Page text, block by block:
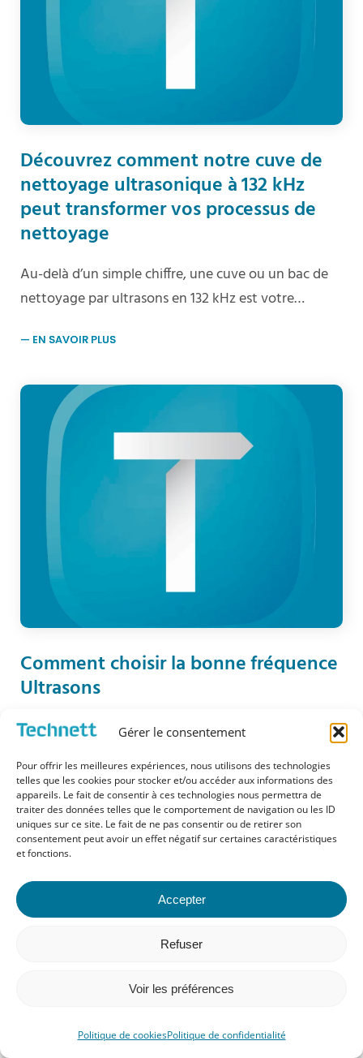
Gérer le consentement
Pour offrir les meilleures expériences, nous utilisons des technologies
telles que les cookies pour stocker et/ou accéder aux informations des
appareils. Le fait de consentir à ces technologies nous permettra de
traiter des données telles que le comportement de navigation ou les ID
uniques sur ce site. Le fait de ne pas consentir ou de retirer son
consentement peut avoir un effet négatif sur certaines caractéristiques
et fonctions.
Accepter
Refuser
Voir les préférences
Politique de cookiesPolitique de confidentialité
Découvrez comment notre cuve de
nettoyage ultrasonique à 132 kHz
peut transformer vos processus de
nettoyage
Au-delà d’un simple chiffre, une cuve ou un bac de
nettoyage par ultrasons en 132 kHz est votre…
Comment choisir la bonne fréquence
Ultrasons
Pourquoi est-il primordial de choisir avec soin la
⬇ 💦…